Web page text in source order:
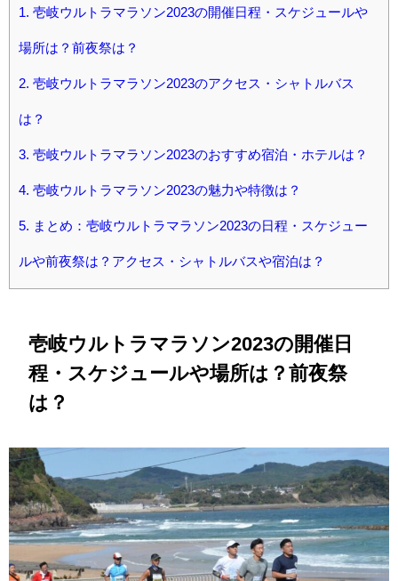
1. 壱岐ウルトラマラソン2023の開催日程・スケジュールや
場所は？前夜祭は？
2. 壱岐ウルトラマラソン2023のアクセス・シャトルバス
は？
3. 壱岐ウルトラマラソン2023のおすすめ宿泊・ホテルは？
4. 壱岐ウルトラマラソン2023の魅力や特徴は？
5. まとめ：壱岐ウルトラマラソン2023の日程・スケジュー
ルや前夜祭は？アクセス・シャトルバスや宿泊は？
壱岐ウルトラマラソン2023の開催日
程・スケジュールや場所は？前夜祭
は？